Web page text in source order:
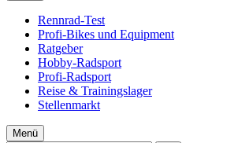
Rennrad-Test
Profi-Bikes und Equipment
Ratgeber
Hobby-Radsport
Profi-Radsport
Reise & Trainingslager
Stellenmarkt
Menü